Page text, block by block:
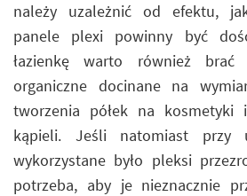
należy uzależnić od efektu,
panele plexi powinny być
łazienkę warto również brać
organiczne docinane na
tworzenia półek na
kąpieli. Jeśli natomiast przy
wykorzystane było pleksi
potrzeba, aby je nieznacznie